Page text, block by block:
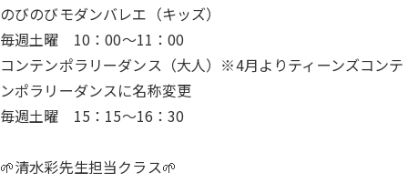
のびのびモダンバレエ（キッズ）
毎週土曜 10：00～11：00
コンテンポラリーダンス（大人）※4月よりティーンズコンテ
ンポラリーダンスに名称変更
毎週土曜 15：15～16：30
🌱清水彩先生担当クラス🌱